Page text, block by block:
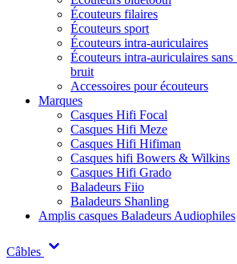
Écouteurs filaires
Écouteurs sport
Écouteurs intra-auriculaires
Écouteurs intra-auriculaires
bruit
Accessoires pour écouteurs
Marques
Casques Hifi Focal
Casques Hifi Meze
Casques Hifi Hifiman
Casques hifi Bowers & Wilkins
Casques Hifi Grado
Baladeurs Fiio
Baladeurs Shanling
Amplis casques Baladeurs Audiophiles
Câbles